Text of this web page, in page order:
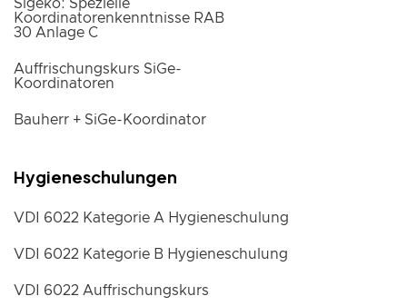
Sigeko: Spezielle
Koordinatorenkenntnisse RAB
30 Anlage C
Auffrischungskurs SiGe-
Koordinatoren
Bauherr + SiGe-Koordinator
Hygieneschulungen
VDI 6022 Kategorie A Hygieneschulung
VDI 6022 Kategorie B Hygieneschulung
VDI 6022 Auffrischungskurs